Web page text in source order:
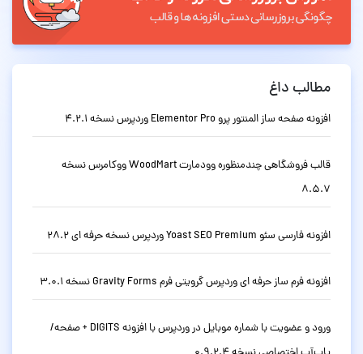
مطالب داغ
افزونه صفحه ساز المنتور پرو Elementor Pro وردپرس نسخه 4.2.1
قالب فروشگاهی چندمنظوره وودمارت WoodMart ووکامرس نسخه
8.5.7
افزونه فارسی سئو Yoast SEO Premium وردپرس نسخه حرفه ای 28.2
افزونه فرم ساز حرفه ای وردپرس گرویتی فرم Gravity Forms نسخه 3.0.1
ورود و عضویت با شماره موبایل در وردپرس با افزونه DIGITS + صفحه/